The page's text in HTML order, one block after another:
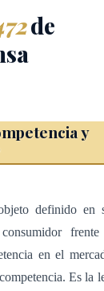
que, para cada
partícipe de
bienes o
disfruta o
de
y
definido en
frente
en el
Es la